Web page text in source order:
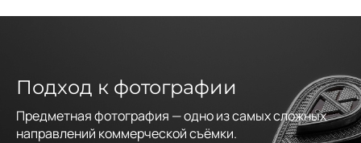
Подход к фотографии
Предметная фотография — одно из самых сложных
направлений коммерческой съёмки.